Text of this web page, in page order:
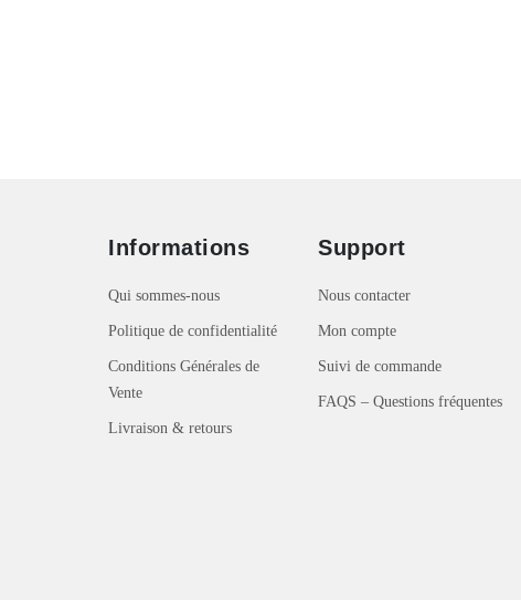
Informations
Qui sommes-nous
Politique de confidentialité
Conditions Générales de
Vente
Livraison & retours
Support
Nous contacter
Mon compte
Suivi de commande
FAQS – Questions fréquentes